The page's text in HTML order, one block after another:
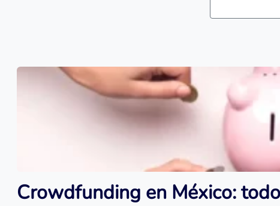
Crowdfunding en México: